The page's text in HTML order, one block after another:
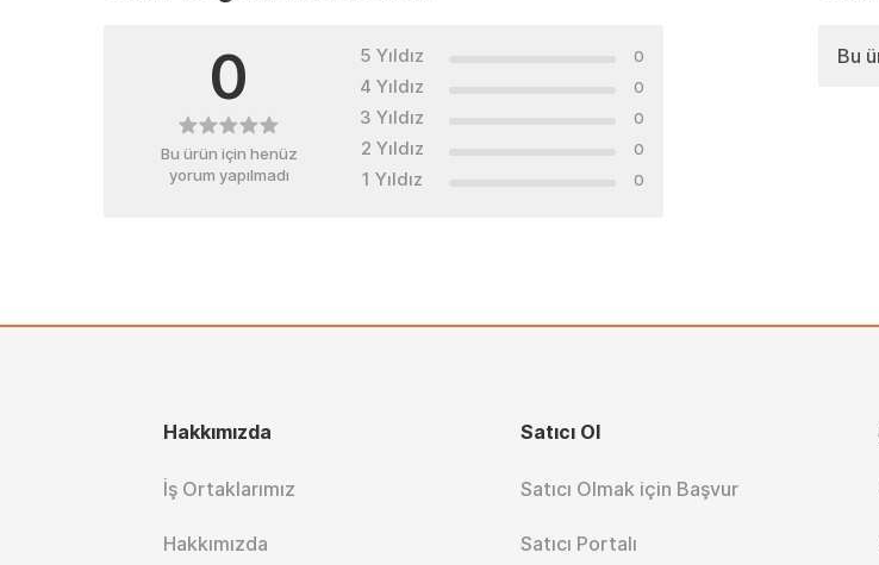
0
Bu ürün için henüz
yorum yapılmadı
5 Yıldız 0
4 Yıldız 0
3 Yıldız 0
2 Yıldız 0
1 Yıldız 0
Bu
Hakkımızda
İş Ortaklarımız
Hakkımızda
Satıcı Ol
Satıcı Olmak için Başvur
Satıcı Portalı